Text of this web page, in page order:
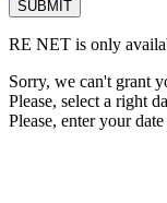
RE NET is only
Sorry, we can't grant
Please, select a right
Please, enter your